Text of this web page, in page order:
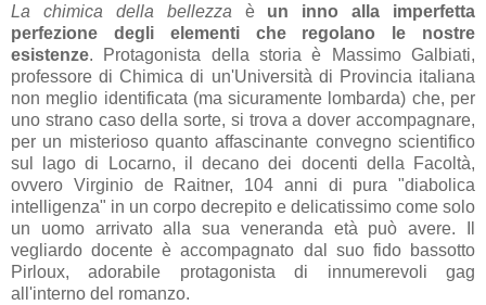
La chimica della bellezza è un inno alla imperfetta
perfezione degli elementi che regolano le nostre
esistenze. Protagonista della storia è Massimo Galbiati,
professore di Chimica di un'Università di Provincia italiana
non meglio identificata (ma sicuramente lombarda) che, per
uno strano caso della sorte, si trova a dover accompagnare,
per un misterioso quanto affascinante convegno scientifico
sul lago di Locarno, il decano dei docenti della Facoltà,
ovvero Virginio de Raitner, 104 anni di pura "diabolica
intelligenza" in un corpo decrepito e delicatissimo come solo
un uomo arrivato alla sua veneranda età può avere. Il
vegliardo docente è accompagnato dal suo fido bassotto
Pirloux, adorabile protagonista di innumerevoli gag
all'interno del romanzo.